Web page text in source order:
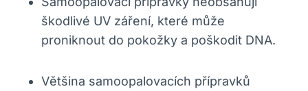
škodlivé UV záření, které může
proniknout do pokožky a poškodit DNA.
Většina samoopalovacích přípravků